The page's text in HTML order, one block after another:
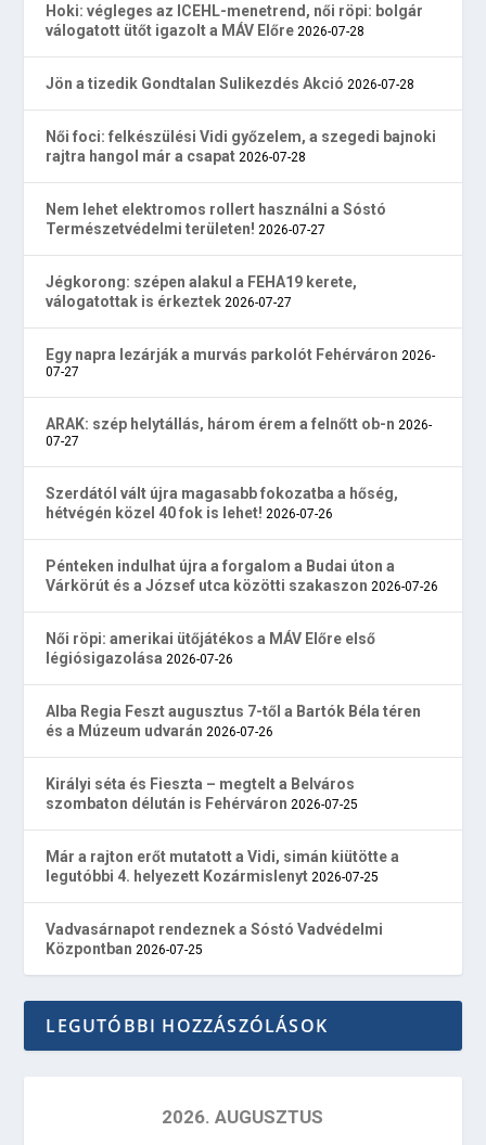
Hoki: végleges az ICEHL-menetrend, női röpi: bolgár
válogatott ütőt igazolt a MÁV Előre 2026-07-28
Jön a tizedik Gondtalan Sulikezdés Akció 2026-07-28
Női foci: felkészülési Vidi győzelem, a szegedi bajnoki
rajtra hangol már a csapat 2026-07-28
Nem lehet elektromos rollert használni a Sóstó
Természetvédelmi területen! 2026-07-27
Jégkorong: szépen alakul a FEHA19 kerete,
válogatottak is érkeztek 2026-07-27
Egy napra lezárják a murvás parkolót Fehérváron 2026-
07-27
ARAK: szép helytállás, három érem a felnőtt ob-n 2026-
07-27
Szerdától vált újra magasabb fokozatba a hőség,
hétvégén közel 40 fok is lehet! 2026-07-26
Pénteken indulhat újra a forgalom a Budai úton a
Várkörút és a József utca közötti szakaszon 2026-07-26
Női röpi: amerikai ütőjátékos a MÁV Előre első
légiósigazolása 2026-07-26
Alba Regia Feszt augusztus 7-től a Bartók Béla téren
és a Múzeum udvarán 2026-07-26
Királyi séta és Fieszta – megtelt a Belváros
szombaton délután is Fehérváron 2026-07-25
Már a rajton erőt mutatott a Vidi, simán kiütötte a
legutóbbi 4. helyezett Kozármislenyt 2026-07-25
Vadvasárnapot rendeznek a Sóstó Vadvédelmi
Központban 2026-07-25
LEGUTÓBBI HOZZÁSZÓLÁSOK
2026. AUGUSZTUS